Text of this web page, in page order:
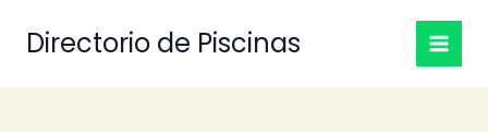
Directorio de Piscinas